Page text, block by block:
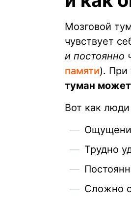
Мозговой
чувствует
и постоянно
памяти). При
туман
Вот как
Трудно
Сложно